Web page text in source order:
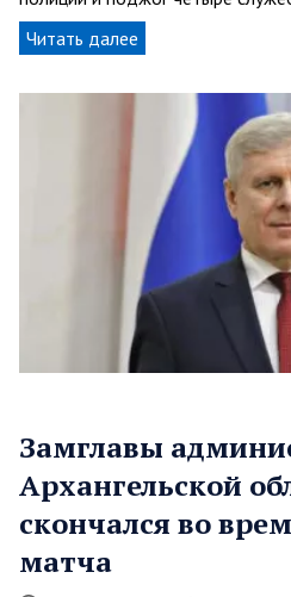
Читать далее
Замглавы
Архангельской
скончался во
матча